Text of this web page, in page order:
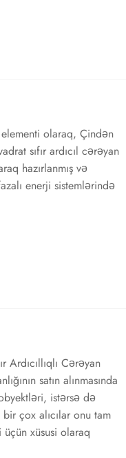
elementi olaraq, Çindən
sıfır ardıcıl cərəyan
hazırlanmış və
enerji sistemlərində
Cərəyan
satın alınmasında
istərsə də
çox alıcılar onu tam
xüsusi olaraq